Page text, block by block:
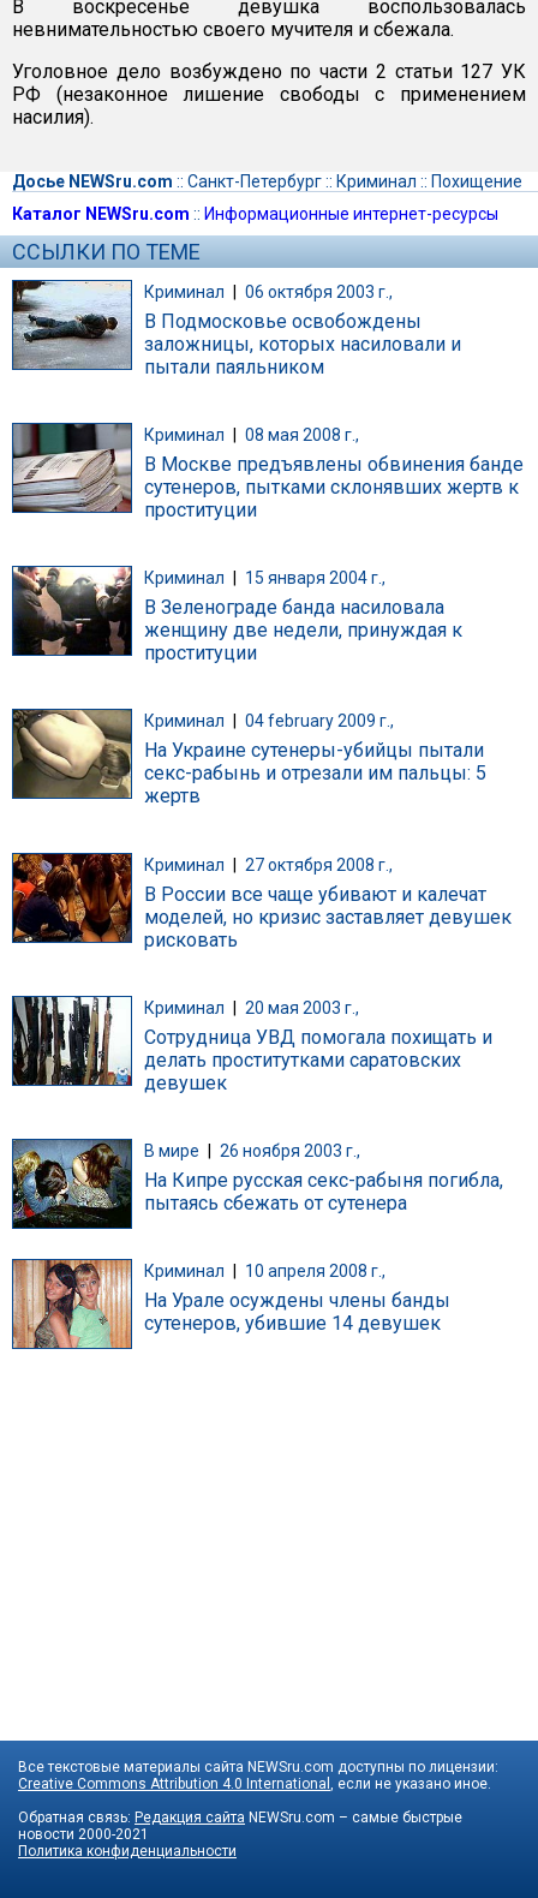
В воскресенье девушка воспользовалась
невнимательностью своего мучителя и сбежала.
Уголовное дело возбуждено по части 2 статьи 127 УК
РФ (незаконное лишение свободы с применением
насилия).
Досье NEWSru.com :: Санкт-Петербург:: Криминал :: Похищение
Каталог NEWSru.com :: Информационные интернет-ресурсы
ССЫЛКИ ПО ТЕМЕ
Криминал | 06 октября 2003 г.,
В Подмосковье освобождены
заложницы, которых насиловали и
пытали паяльником
Криминал 08 мая 2008 г.,
В Москве предъявлены обвинения банде
сутенеров, пытками склонявших жертв к
проституции
Криминал 15 января 2004 г.,
В Зеленограде банда насиловала
женщину две недели, принуждая к
проституции
Криминал 04 february 2009 г.,
На Украине сутенеры-убийцы пытали
секс-рабынь и отрезали им пальцы: 5
жертв
Криминал | 27 октября 2008 г.,
В России все чаще убивают и калечат
моделей, но кризис заставляет девушек
рисковать
Криминал 20 мая 2003 г.,
Сотрудница УВД помогала похищать и
делать проститутками саратовских
девушек
В мире 26 ноября 2003 г.,
На Кипре русская секс-рабыня погибла,
пытаясь сбежать от сутенера
Криминал 10 апреля 2008 г.,
На Урале осуждены члены банды
сутенеров, убившие 14 девушек
Все текстовые материалы сайта NEWSru.com доступны по лицензии:
Creative Commons Attribution 4.0 International
, если не указано иное.
Обратная связь: Редакция сайта NEWSru.com – самые быстрые
новости 2000-2021
Политика конфиденциальности